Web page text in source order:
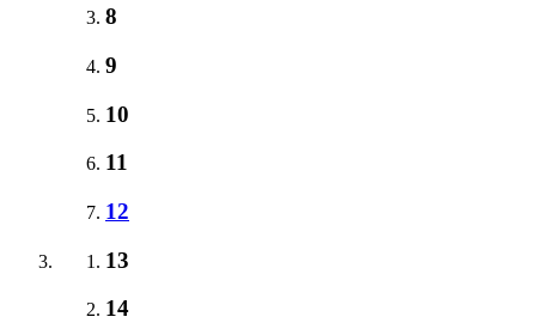
8
9
10
11
12
13
14